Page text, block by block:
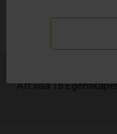
Att visa 16